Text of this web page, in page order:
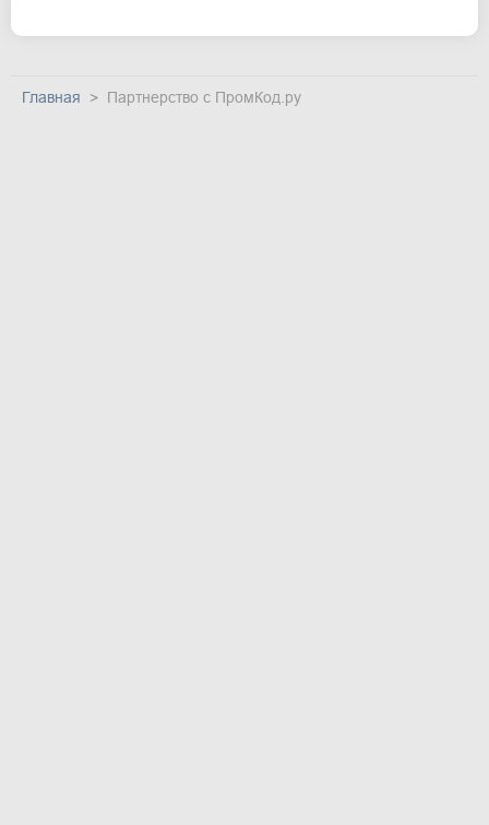
Главная Партнерство с ПромКод.ру